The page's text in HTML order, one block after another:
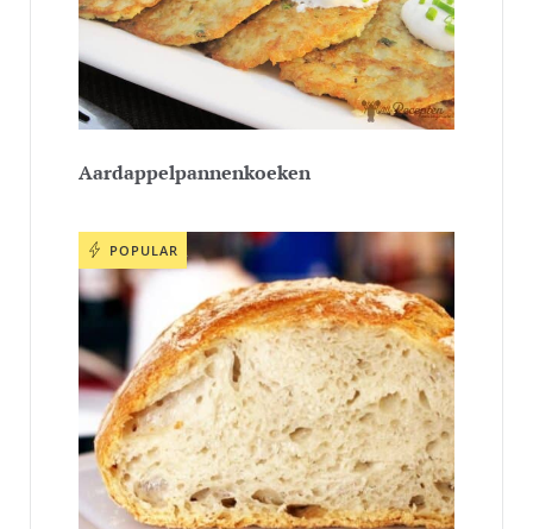
Aardappelpannenkoeken
POPULAR